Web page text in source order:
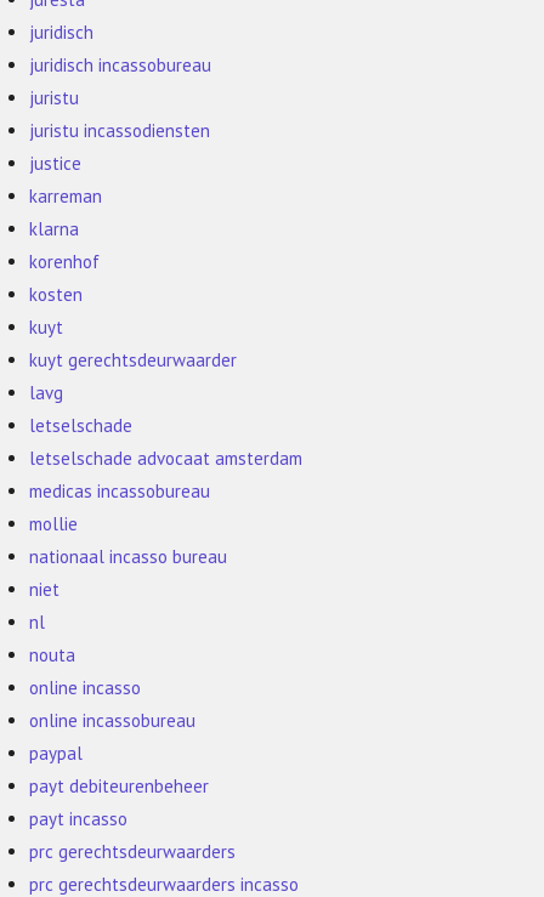
juridisch
juridisch incassobureau
juristu
juristu incassodiensten
justice
karreman
klarna
korenhof
kosten
kuyt
kuyt gerechtsdeurwaarder
lavg
letselschade
letselschade advocaat amsterdam
medicas incassobureau
mollie
nationaal incasso bureau
niet
nl
nouta
online incasso
online incassobureau
paypal
payt debiteurenbeheer
payt incasso
prc gerechtsdeurwaarders
prc gerechtsdeurwaarders incasso